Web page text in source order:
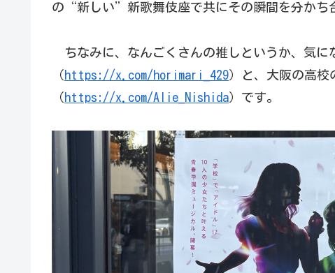
の“新しい”新歌舞伎座で共にその瞬間を分かち
ちなみに、なんごくさんの推しというか、気に
（https://x.com/horimari_429）と、大阪の高
（https://x.com/Alie_Nishida）です。